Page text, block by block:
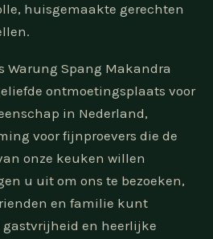
huisgemaakte gerechten
Warung Spang Makandra
ontmoetingsplaats voor
in Nederland,
voor fijnproevers die de
onze keuken willen
u uit om ons te bezoeken,
en familie kunt
en heerlijke